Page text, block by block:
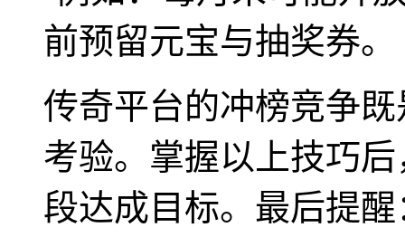
前预留元宝与抽奖券。
传奇平台的冲榜竞争
考验。掌握以上技巧
段达成目标。最后提